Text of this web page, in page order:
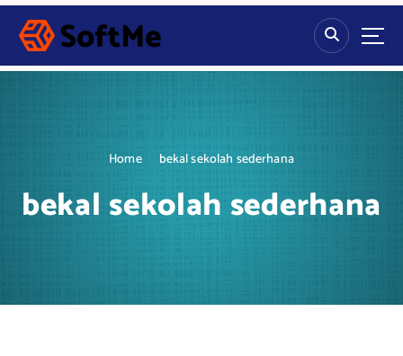
S
p
Home bekal sekolah sederhana
bekal sekolah sederhana